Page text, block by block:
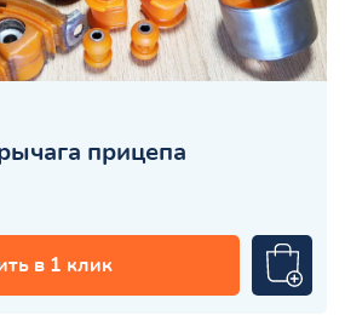
прицепа
в 1 клик